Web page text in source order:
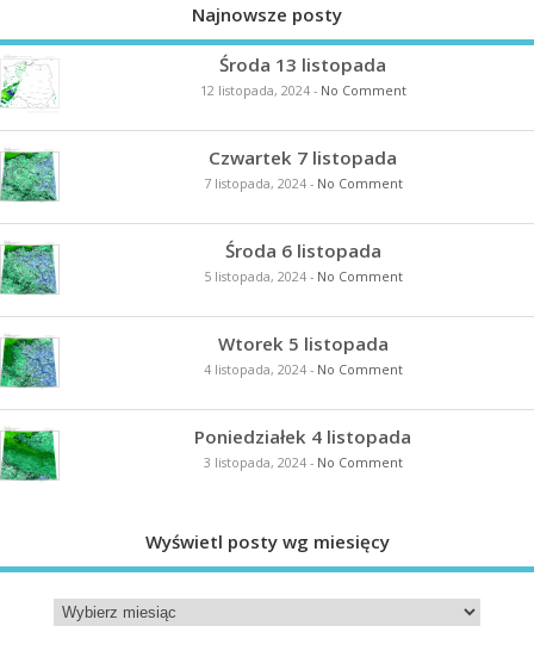
Najnowsze posty
Środa 13 listopada
12 listopada, 2024- No Comment
Czwartek 7 listopada
7 listopada, 2024- No Comment
Środa 6 listopada
5 listopada, 2024- No Comment
Wtorek 5 listopada
4 listopada, 2024- No Comment
Poniedziałek 4 listopada
3 listopada, 2024- No Comment
Wyświetl posty wg miesięcy